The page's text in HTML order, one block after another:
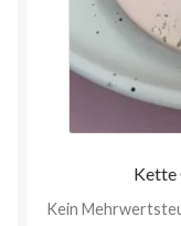
Kette
Kein